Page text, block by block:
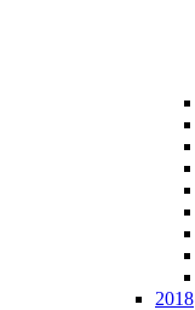
2018